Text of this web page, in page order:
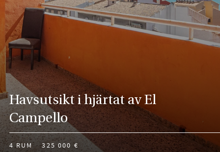
Havsutsikt i hjärtat av El
Campello
4 RUM 325 000 €